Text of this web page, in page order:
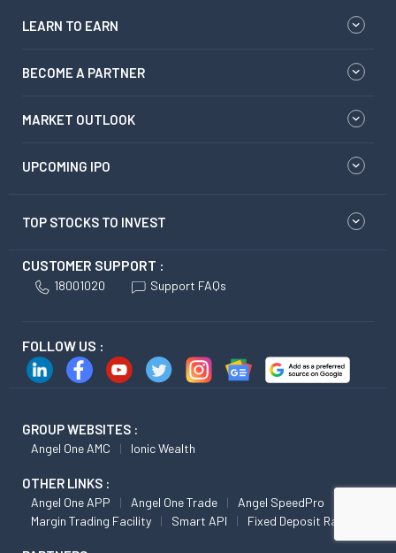
LEARN TO EARN
BECOME A PARTNER
MARKET OUTLOOK
UPCOMING IPO
TOP STOCKS TO INVEST
CUSTOMER SUPPORT :
18001020 Support FAQs
FOLLOW US :
GROUP WEBSITES :
Angel One AMC Ionic Wealth
OTHER LINKS :
Angel One APP Angel One Trade
Angel SpeedPro
Margin Trading Facility
Smart API Fixed Deposit Rates